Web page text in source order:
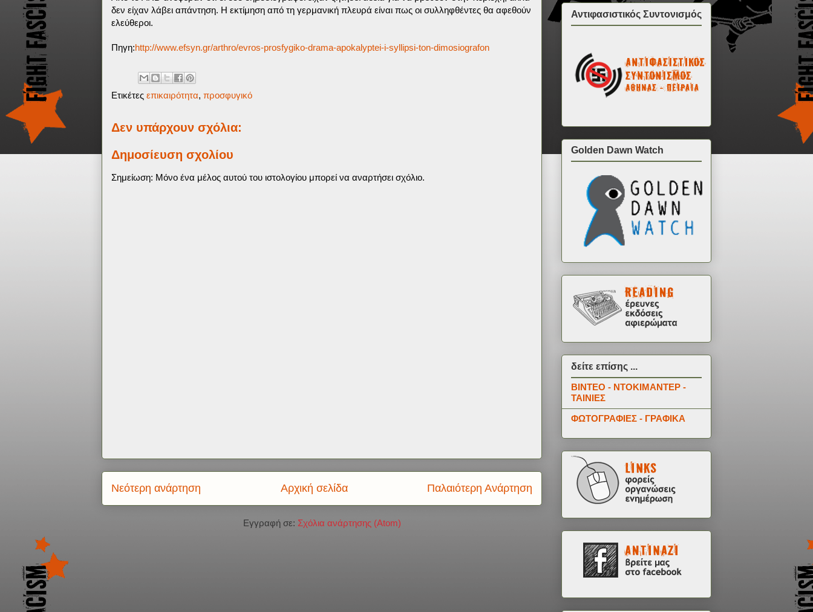
δεν είχαν λάβει απάντηση. Η εκτίμηση από τη γερμανική πλευρά είναι πως οι συλληφθέντες θα αφεθούν
ελεύθεροι.
Πηγη:http://www.efsyn.gr/arthro/evros-prosfygiko-drama-apokalyptei-i-syllipsi-ton-dimosiografon
Ετικέτες επικαιρότητα, προσφυγικό
Δεν υπάρχουν σχόλια:
Δημοσίευση σχολίου
Σημείωση: Μόνο ένα μέλος αυτού του ιστολογίου μπορεί να αναρτήσει σχόλιο.
Νεότερη ανάρτηση Παλαιότερη Ανάρτηση
Αρχική σελίδα
Εγγραφή σε: Σχόλια ανάρτησης (Atom)
Αντιφασιστικός Συντονισμός
Golden Dawn Watch
δείτε επίσης ...
ΒΙΝΤΕΟ - ΝΤΟΚΙΜΑΝΤΕΡ -
ΤΑΙΝΙΕΣ
ΦΩΤΟΓΡΑΦΙΕΣ - ΓΡΑΦΙΚΑ